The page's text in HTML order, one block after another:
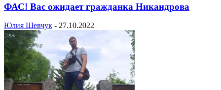
ФАС! Вас ожидает гражданка Никандрова
Юлия Шевчук - 27.10.2022